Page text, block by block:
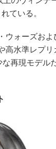
ている。
ウォーズおよ
高水準レプリ
な再現モデル